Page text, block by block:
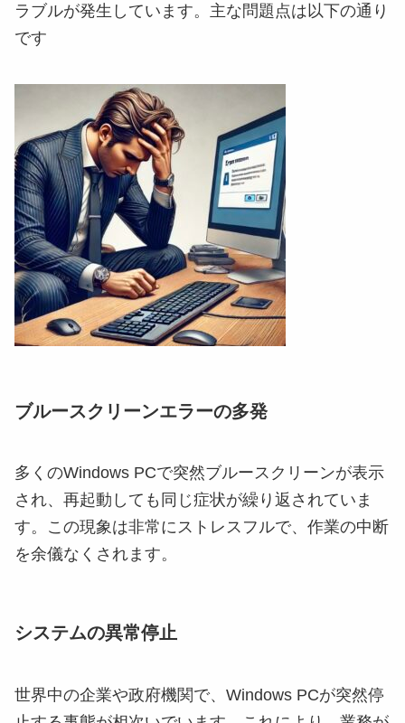
ラブルが発生しています。主な問題点は以下の通り
です
ブルースクリーンエラーの多発
多くのWindows PCで突然ブルースクリーンが表示
され、再起動しても同じ症状が繰り返されていま
す。この現象は非常にストレスフルで、作業の中断
を余儀なくされます。
システムの異常停止
世界中の企業や政府機関で、Windows PCが突然停